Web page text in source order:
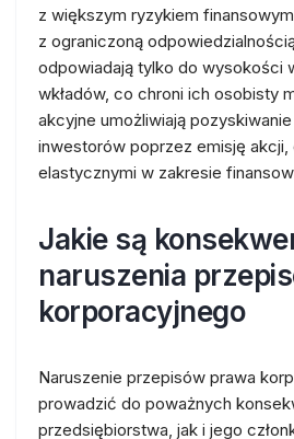
z większym ryzykiem
z ograniczoną
odpowiadają tylko do wysokości
wkładów, co chroni ich osobisty
akcyjne umożliwiają pozyskiwanie
inwestorów poprzez emisję akcji,
elastycznymi w zakresie
Jakie są
naruszenia
korporacyjnego
Naruszenie przepisów prawa
prowadzić do poważnych
przedsiębiorstwa, jak i jego